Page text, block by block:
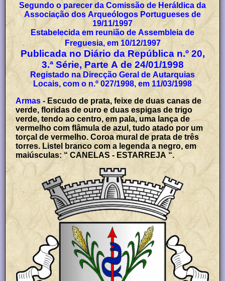
Segundo o parecer da Comissão de Heráldica da
Associação dos Arqueólogos Portugueses de
19/11/1997
Estabelecida em reunião de Assembleia de
Freguesia, em 10/12/1997
Publicada no Diário da República n.º 20,
3.ª Série, Parte A de 24/01/1998
Registado na Direcção Geral de Autarquias
Locais, com o n.º 027/1998, em 11/03/1998
Armas - Escudo de prata, feixe de duas canas de
verde, floridas de ouro e duas espigas de trigo
verde, tendo ao centro, em pala, uma lança de
vermelho com flâmula de azul, tudo atado por um
torçal de vermelho. Coroa mural de prata de três
torres. Listel branco com a legenda a negro, em
maiúsculas: “ CANELAS - ESTARREJA “.